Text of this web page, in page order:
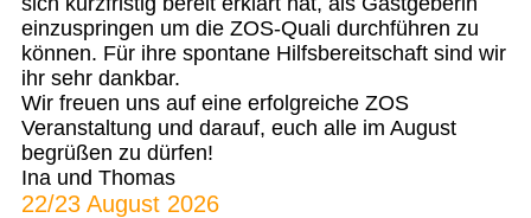
einzuspringen um die ZOS-Quali durchführen zu
können. Für ihre spontane Hilfsbereitschaft sind wir
ihr sehr dankbar.
Wir freuen uns auf eine erfolgreiche ZOS
Veranstaltung und darauf, euch alle im August
begrüßen zu dürfen!
Ina und Thomas
22/23 August 2026